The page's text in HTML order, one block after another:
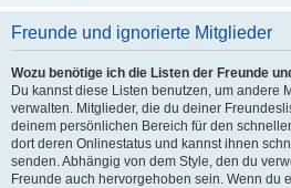
Freunde und ignorierte Mitglieder
Wozu benötige ich die Listen der Freunde
Du kannst diese Listen benutzen, um andere
verwalten. Mitglieder, die du deiner
deinem persönlichen Bereich für den
dort deren Onlinestatus und kannst ihnen
senden. Abhängig von dem Style, den du
Freunde auch hervorgehoben sein. Wenn du